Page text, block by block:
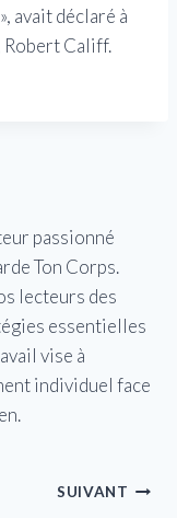
avait déclaré à
Robert Califf.
passionné
Ton Corps.
lecteurs des
essentielles
vise à
individuel face
SUIVANT